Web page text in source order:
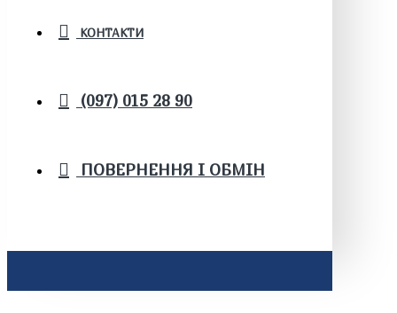
КОНТАКТИ
(097) 015 28 90
ПОВЕРНЕННЯ І ОБМІН